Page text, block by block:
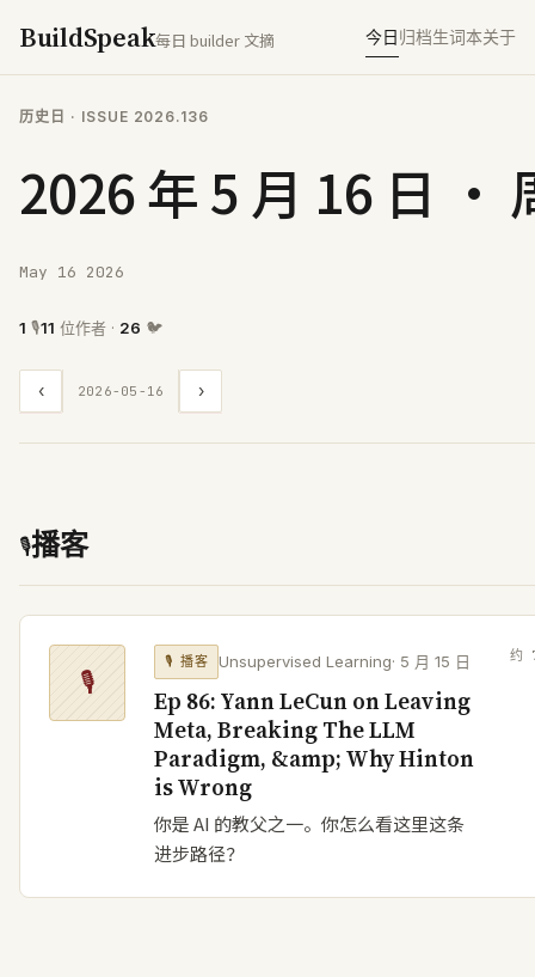
BuildSpeak每日 builder 文摘 今日归档生词本关于
历史日 · ISSUE 2026.136
2026 年 5 月 16 日 ·
May 16 2026
1 🎙11 位作者 · 26 🐦
‹ 2026-05-16 ›
🎙播客
🎙
🎙 播客 Unsupervised Learning· 5 月 15 日
Ep 86: Yann LeCun on Leaving
Meta, Breaking The LLM
Paradigm, &amp; Why Hinton
is Wrong
你是 AI 的教父之一。你怎么看这里这条
进步路径？
约